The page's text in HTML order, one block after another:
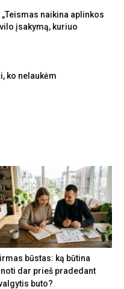
naikina aplinkos
įsakymą, kuriuo
ko nelaukėm
būstas: ką būtina
dar prieš pradedant
buto?